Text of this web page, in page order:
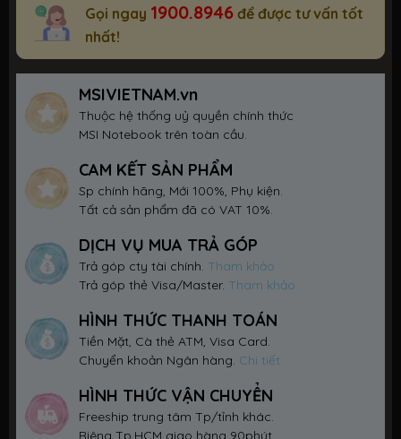
Gọi ngay 1900.8946 để được tư vấn tốt
nhất!
MSIVIETNAM.vn
Thuộc hệ thống uỷ quyền chính thức
MSI Notebook trên toàn cầu.
CAM KẾT SẢN PHẨM
Sp chính hãng, Mới 100%, Phụ kiện.
Tất cả sản phẩm đã có VAT 10%.
DỊCH VỤ MUA TRẢ GÓP
Trả góp cty tài chính. Tham khảo
Trả góp thẻ Visa/Master. Tham khảo
HÌNH THỨC THANH TOÁN
Tiền Mặt, Cà thẻ ATM, Visa Card.
Chuyển khoản Ngân hàng. Chi tiết
HÌNH THỨC VẬN CHUYỂN
Freeship trung tâm Tp/tỉnh khác.
Riêng Tp.HCM giao hàng 90phút